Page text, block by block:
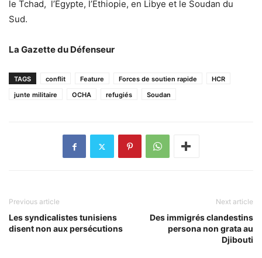
le Tchad, l’Égypte, l’Éthiopie, en Libye et le Soudan du
Sud.
La Gazette du Défenseur
TAGS conflit Feature Forces de soutien rapide
HCR
junte militaire
OCHA refugiés Soudan
Previous article
Les syndicalistes tunisiens
disent non aux persécutions
Next article
Des immigrés clandestins
persona non grata au
Djibouti